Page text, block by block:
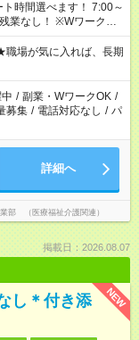
ワークの
就業はご案内できませ
社会保険への加入対象
原則禁止）により、
場合があります
場が気に入れば、長期
/ 副業・WワークOK /
募集 / 電話対応なし / パ
詳細へ
部 （医療福祉介護関連）
掲載日：2026.08.07
NEW
し＊付き添